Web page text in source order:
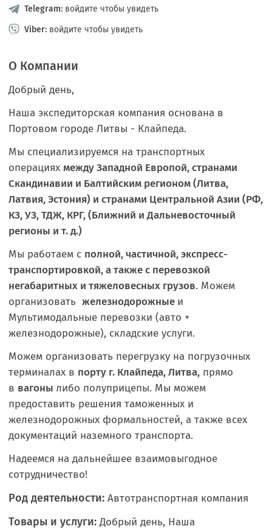
Telegram: войдите чтобы увидеть
Viber: войдите чтобы увидеть
О Компании
Добрый день,
Наша экспедиторская компания основана в
Портовом городе Литвы - Клайпеда.
Мы специализируемся на транспортных
операциях между Западной Европой, странами
Скандинавии и Балтийским регионом (Литва,
Латвия, Эстония) и странами Центральной Азии (РФ,
КЗ, УЗ, ТДЖ, КРГ, (Ближний и Дальневосточный
регионы и т. д.)
Мы работаем с полной, частичной, экспресс-
транспортировкой, а также с перевозкой
негабаритных и тяжеловесных грузов. Можем
организовать железнодорожные и
Мультимодальные перевозки (авто +
железнодорожные), складские услуги.
Можем организовать перегрузку на погрузочных
терминалах в порту г. Клайпеда, Литва, прямо
в вагоны либо полуприцепы. Мы можем
предоставить решения таможенных и
железнодорожных формальностей, а также всех
документаций наземного транспорта.
Надеемся на дальнейшее взаимовыгодное
сотрудничество!
Род деятельности: Автотранспортная компания
Товары и услуги:Добрый день, Наша